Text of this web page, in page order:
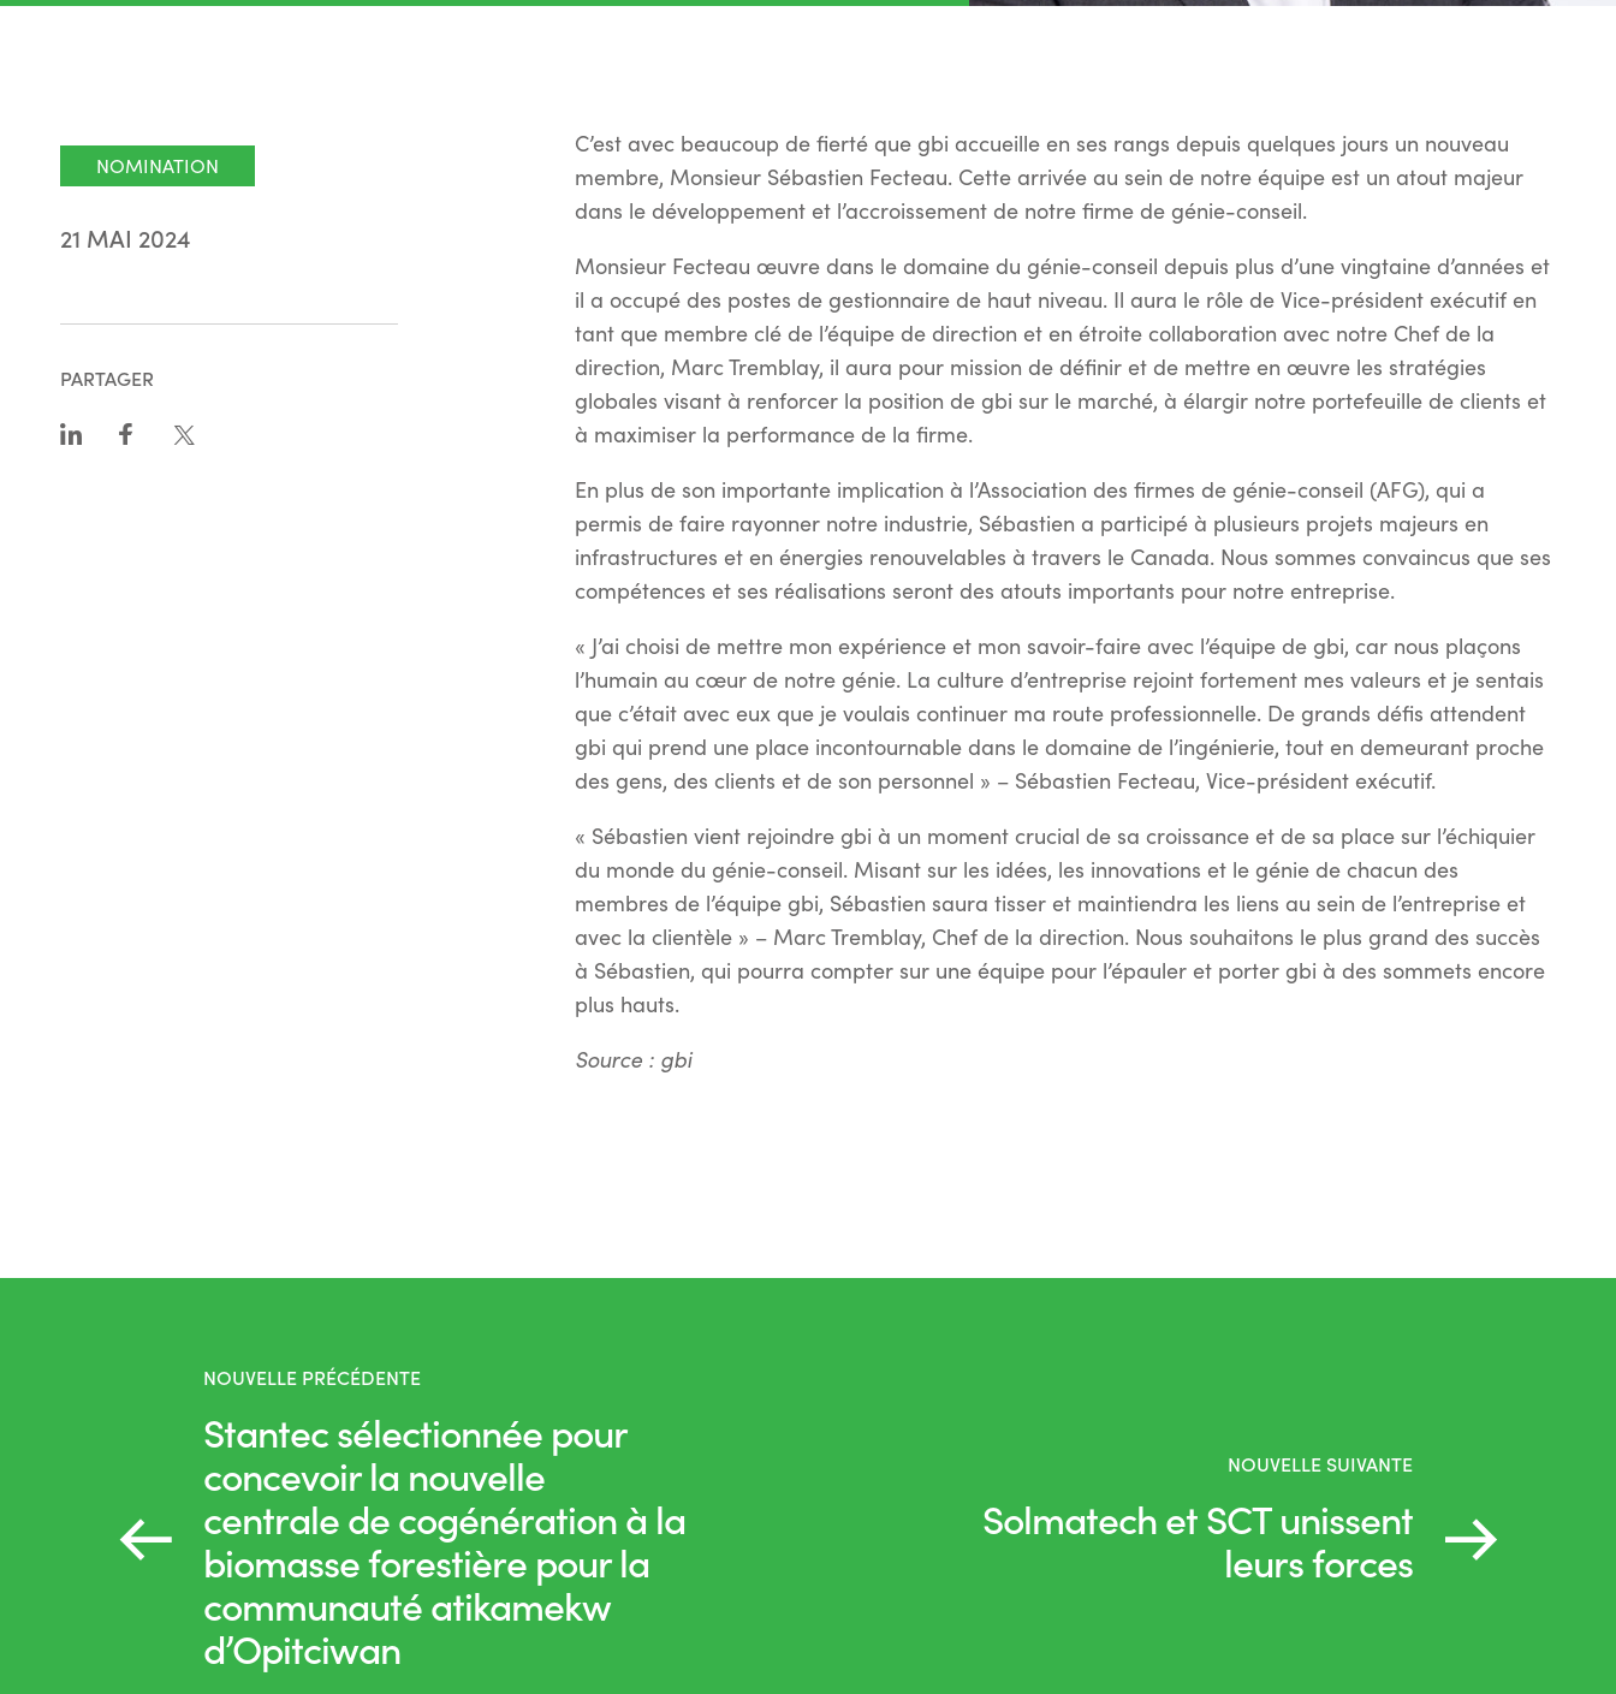
NOMINATION
21 MAI 2024
PARTAGER
C’est avec beaucoup de fierté que gbi accueille en ses rangs depuis quelques jours un nouveau
membre, Monsieur Sébastien Fecteau. Cette arrivée au sein de notre équipe est un atout majeur
dans le développement et l’accroissement de notre firme de génie-conseil.
Monsieur Fecteau œuvre dans le domaine du génie-conseil depuis plus d’une vingtaine d’années et
il a occupé des postes de gestionnaire de haut niveau. Il aura le rôle de Vice-président exécutif en
tant que membre clé de l’équipe de direction et en étroite collaboration avec notre Chef de la
direction, Marc Tremblay, il aura pour mission de définir et de mettre en œuvre les stratégies
globales visant à renforcer la position de gbi sur le marché, à élargir notre portefeuille de clients et
à maximiser la performance de la firme.
En plus de son importante implication à l’Association des firmes de génie-conseil (AFG), qui a
permis de faire rayonner notre industrie, Sébastien a participé à plusieurs projets majeurs en
infrastructures et en énergies renouvelables à travers le Canada. Nous sommes convaincus que ses
compétences et ses réalisations seront des atouts importants pour notre entreprise.
« J’ai choisi de mettre mon expérience et mon savoir-faire avec l’équipe de gbi, car nous plaçons
l’humain au cœur de notre génie. La culture d’entreprise rejoint fortement mes valeurs et je sentais
que c’était avec eux que je voulais continuer ma route professionnelle. De grands défis attendent
gbi qui prend une place incontournable dans le domaine de l’ingénierie, tout en demeurant proche
des gens, des clients et de son personnel » – Sébastien Fecteau, Vice-président exécutif.
« Sébastien vient rejoindre gbi à un moment crucial de sa croissance et de sa place sur l’échiquier
du monde du génie-conseil. Misant sur les idées, les innovations et le génie de chacun des
membres de l’équipe gbi, Sébastien saura tisser et maintiendra les liens au sein de l’entreprise et
avec la clientèle » – Marc Tremblay, Chef de la direction. Nous souhaitons le plus grand des succès
à Sébastien, qui pourra compter sur une équipe pour l’épauler et porter gbi à des sommets encore
plus hauts.
Source : gbi
NOUVELLE PRÉCÉDENTE
Stantec sélectionnée pour
concevoir la nouvelle
centrale de cogénération à la
biomasse forestière pour la
communauté atikamekw
d’Opitciwan
NOUVELLE SUIVANTE
Solmatech et SCT unissent
leurs forces